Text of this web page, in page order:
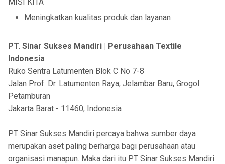
MISI KITA
Meningkatkan kualitas produk dan layanan
PT. Sinar Sukses Mandiri | Perusahaan Textile
Indonesia
Ruko Sentra Latumenten Blok C No 7-8
Jalan Prof. Dr. Latumenten Raya, Jelambar Baru, Grogol
Petamburan
Jakarta Barat - 11460, Indonesia
PT Sinar Sukses Mandiri percaya bahwa sumber daya
merupakan aset paling berharga bagi perusahaan atau
organisasi manapun. Maka dari itu PT Sinar Sukses Mandiri